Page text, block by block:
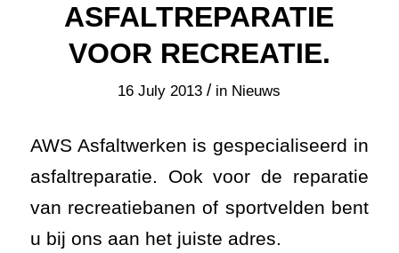
ASFALTREPARATIE
VOOR RECREATIE.
16 July 2013 / in Nieuws
AWS Asfaltwerken is gespecialiseerd in
asfaltreparatie. Ook voor de reparatie
van recreatiebanen of sportvelden bent
u bij ons aan het juiste adres.